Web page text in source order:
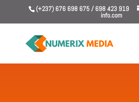
(+237) 676 698 675 / 698 423 919
info.com